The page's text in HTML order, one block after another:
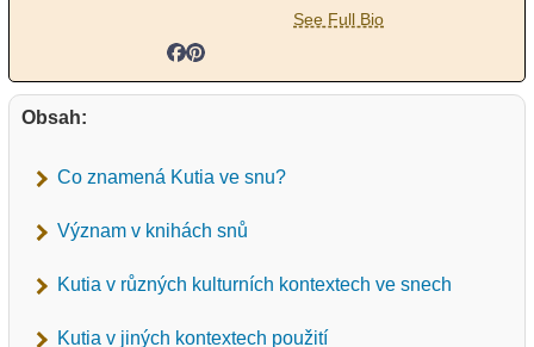
See Full Bio
Obsah:
Co znamená Kutia ve snu?
Význam v knihách snů
Kutia v různých kulturních kontextech ve snech
Kutia v jiných kontextech použití